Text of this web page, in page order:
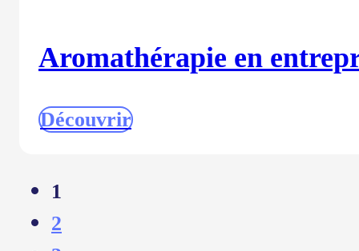
Aromathérapie en
Découvrir
1
2